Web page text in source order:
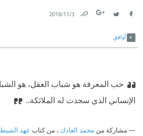
3‏/11‏/2018
أوافق
حب المعرفة هو شباب العقل، هو
الإنساني الذي سجدت له الملائكة..
مشاركة من محمد العادك ، من كتاب عهد